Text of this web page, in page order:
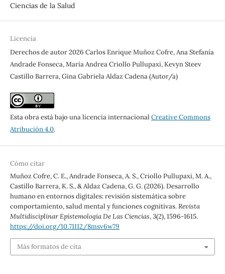
Ciencias de la Salud
Licencia
Derechos de autor 2026 Carlos Enrique Muñoz Cofre, Ana Stefanía
Andrade Fonseca, María Andrea Criollo Pullupaxi, Kevyn Steev
Castillo Barrera, Gina Gabriela Aldaz Cadena (Autor/a)
Esta obra está bajo una licencia internacional Creative Commons
Atribución 4.0.
Cómo citar
Muñoz Cofre, C. E., Andrade Fonseca, A. S., Criollo Pullupaxi, M. A.,
Castillo Barrera, K. S., & Aldaz Cadena, G. G. (2026). Desarrollo
humano en entornos digitales: revisión sistemática sobre
comportamiento, salud mental y funciones cognitivas.Revista
Multidisciplinar Epistemología De Las Ciencias,3(2), 1596-1615.
https://doi.org/10.71112/8msv6w79
Más formatos de cita